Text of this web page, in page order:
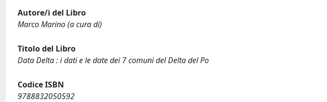
Autore/i del Libro
Marco Marino (a cura di)
Titolo del Libro
Data Delta : i dati e le date dei 7 comuni del Delta del Po
Codice ISBN
9788832050592